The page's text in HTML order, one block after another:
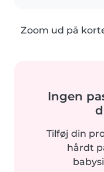
Zoom ud på
Ingen
Tilføj din
hårdt